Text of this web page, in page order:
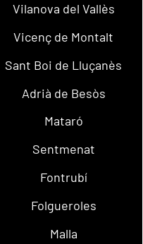
Vilanova del Vallès
Vicenç de Montalt
Sant Boi de Lluçanès
Adrià de Besòs
Mataró
Sentmenat
Fontrubí
Folgueroles
Malla